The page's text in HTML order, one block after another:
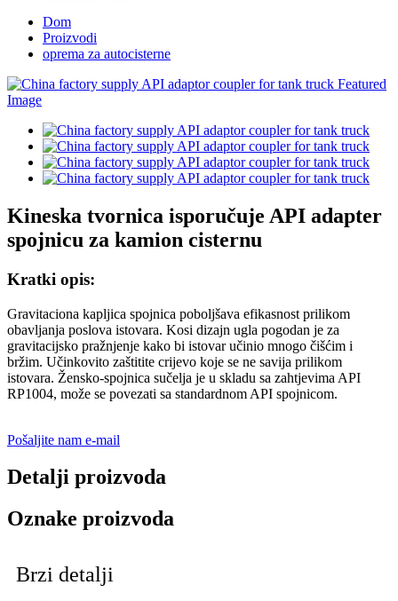
Dom
Proizvodi
oprema za autocisterne
Kineska tvornica isporučuje API adapter
spojnicu za kamion cisternu
Kratki opis:
Gravitaciona kapljica spojnica poboljšava efikasnost prilikom
obavljanja poslova istovara. Kosi dizajn ugla pogodan je za
gravitacijsko pražnjenje kako bi istovar učinio mnogo čišćim i
bržim. Učinkovito zaštitite crijevo koje se ne savija prilikom
istovara. Žensko-spojnica sučelja je u skladu sa zahtjevima API
RP1004, može se povezati sa standardnom API spojnicom.
Pošaljite nam e-mail
Detalji proizvoda
Oznake proizvoda
Brzi detalji